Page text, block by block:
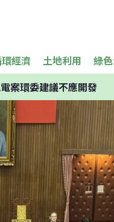
經濟 土地利用 綠
案環委建議不應開發